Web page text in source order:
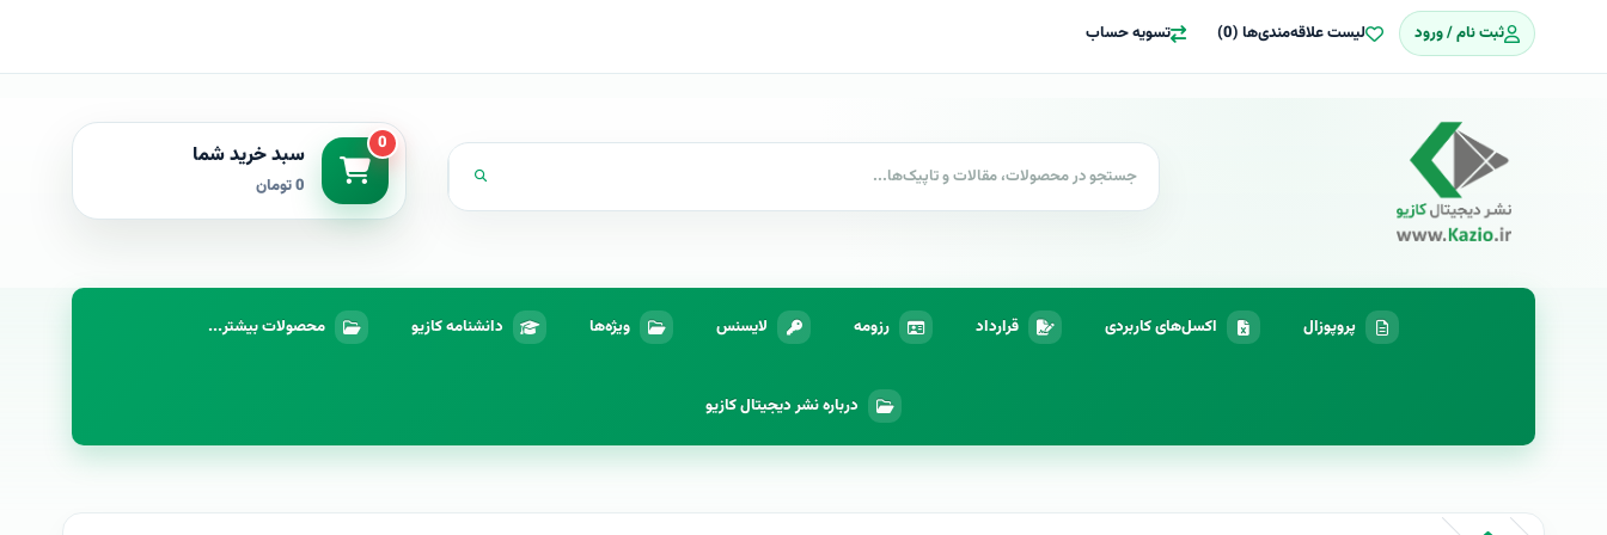
ثبت نام / ورود لیست علاقه‌مندی‌ها (0) تسویه حساب
0 سبد خرید شما
0 تومان
پروپوزال اکسل‌های کاربردی قرارداد رزومه لایسنس ویژه‌ها دانشنامه کازیو محصولات بیشتر...
درباره نشر دیجیتال کازیو